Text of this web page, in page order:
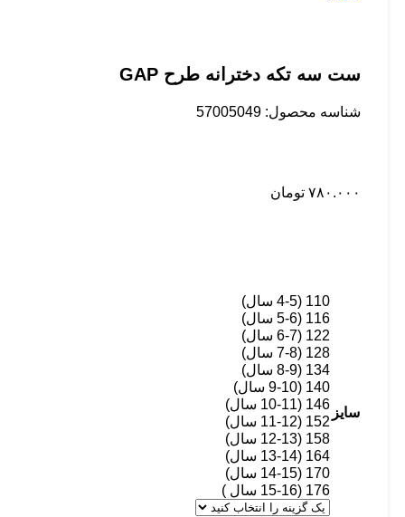
ست سه تکه دخترانه طرح GAP
شناسه محصول: 57005049
۷۸۰.۰۰۰ تومان
سایز
110 (4-5 سال)
116 (5-6 سال)
122 (6-7 سال)
128 (7-8 سال)
134 (8-9 سال)
140 (9-10 سال)
146 (10-11 سال)
152 (11-12 سال)
158 (12-13 سال)
164 (13-14 سال)
170 (14-15 سال)
176 (15-16 سال )